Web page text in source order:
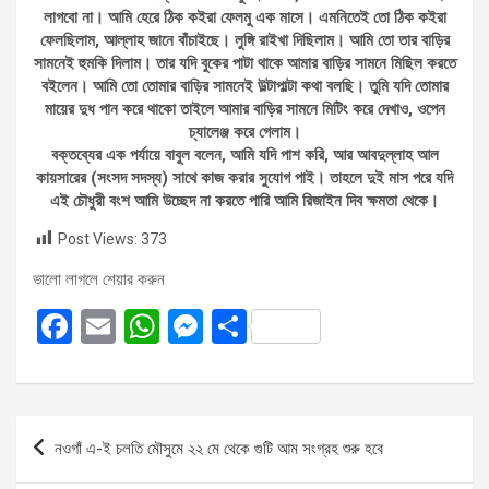
লাগবো না। আমি হেরে ঠিক কইরা ফেলমু এক মাসে। এমনিতেই তো ঠিক কইরা
ফেলছিলাম, আল্লাহ জানে বাঁচাইছে। লুঙ্গি রাইখা দিছিলাম। আমি তো তার বাড়ির
সামনেই হুমকি দিলাম। তার যদি বুকের পাটা থাকে আমার বাড়ির সামনে মিছিল করতে
বইলেন। আমি তো তোমার বাড়ির সামনেই উল্টাপাল্টা কথা বলছি। তুমি যদি তোমার
মায়ের দুধ পান করে থাকো তাইলে আমার বাড়ির সামনে মিটিং করে দেখাও, ওপেন
চ্যালেঞ্জ করে গেলাম।
বক্তব্যের এক পর্যায়ে বাবুল বলেন, আমি যদি পাশ করি, আর আবদুল্লাহ আল
কায়সারের (সংসদ সদস্য) সাথে কাজ করার সুযোগ পাই। তাহলে দুই মাস পরে যদি
এই চৌধুরী বংশ আমি উচ্ছেদ না করতে পারি আমি রিজাইন দিব ক্ষমতা থেকে।
Post Views: 373
ভালো লাগলে শেয়ার করুন
F
ce
b
o
E
ail
W
at
s
A
M
se
g
S
ar
e
Post
নওগাঁ এ-ই চলতি মৌসুমে ২২ মে থেকে গুটি আম সংগ্রহ শুরু হবে